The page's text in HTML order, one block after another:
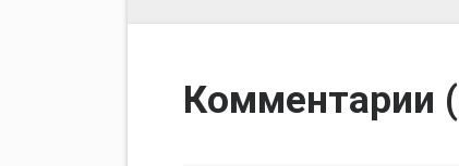
Комментарии (